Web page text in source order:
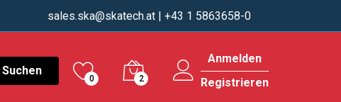
sales.ska@skatech.at | +43 1 5863658-0
Suchen
0 2
Anmelden
Registrieren